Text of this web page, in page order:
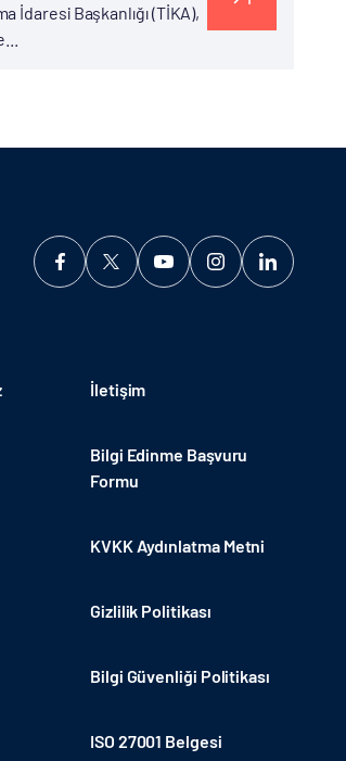
İdaresi Başkanlığı (TİKA),
İletişim
Bilgi Edinme Başvuru
Formu
KVKK Aydınlatma Metni
Gizlilik Politikası
Bilgi Güvenliği Politikası
ISO 27001 Belgesi